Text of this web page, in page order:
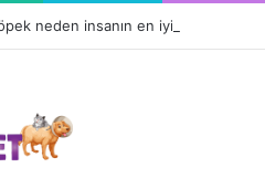
neden insanın en iyi dostudur?